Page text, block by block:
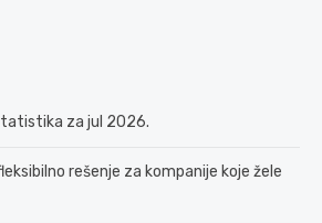
za jul 2026.
rešenje za kompanije koje žele